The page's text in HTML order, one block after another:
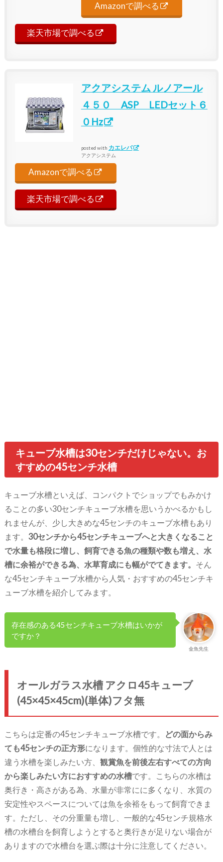
Amazonで調べる
楽天市場で調べる
アクアシステム ルノアール
４５０ ASP LEDセット６
０Hz
posted with カエレバ
アクアシステム
Amazonで調べる
楽天市場で調べる
キューブ水槽は30センチだけじゃない。お
すすめの45センチ水槽
キューブ水槽といえば、コンパクトでショップでもみかけ
ることの多い30センチキューブ水槽を思いうかべるかもし
れませんが、少し大きめな45センチのキューブ水槽もあり
ます。 30センチから45センチキューブへと大きくなること
で水量も格段に増し、飼育できる魚の種類や数も増え、水
槽に余裕ができる為、水草育成にも幅がでてきます。 そん
な45センチキューブ水槽から人気・おすすめの45センチキ
ューブ水槽を紹介してみます。
金魚先生
存在感のある45センチキューブ水槽はいかが
ですか？
オールガラス水槽 アクロ45キューブ
(45×45×45cm)(単体)フタ無
こちらは定番の45センチキューブ水槽です。
どの面からみ
ても45センチの正方形になります。個性的な寸法で人とは
違う水槽を楽しみたい方、 観賞魚を前後左右すべての方向
から楽しみたい方におすすめの水槽です。こちらの水槽は
奥行き・高さがある為、水量が非常にに多くなり、水質の
安定性やスペースについては魚を余裕をもって飼育できま
す。ただし、その分重量も増し、一般的な45センチ規格水
槽の水槽台を飼育しようとすると奥行きが足りない場合が
ありますので水槽台を選ぶ際は十分に注意してください。